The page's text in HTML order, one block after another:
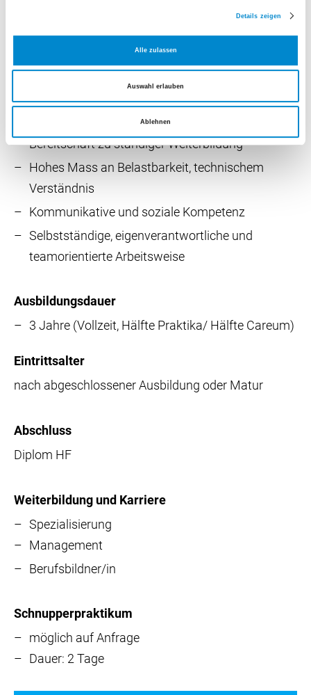
Details zeigen
Alle zulassen
Auswahl erlauben
Ablehnen
wie MRT oder CT und spezifische radiologische
Software ein, die du umfassend beherrschst.
Voraussetzungen
Berufslehre EFZ, FMS oder gymnasiale Matur
Bestandenes Eignungsverfahren
Bereitschaft zu ständiger Weiterbildung
Hohes Mass an Belastbarkeit, technischem
Verständnis
Kommunikative und soziale Kompetenz
Selbstständige, eigenverantwortliche und
teamorientierte Arbeitsweise
Ausbildungsdauer
3 Jahre (Vollzeit, Hälfte Praktika/ Hälfte Careum)
Eintrittsalter
nach abgeschlossener Ausbildung oder Matur
Abschluss
Diplom HF
Weiterbildung und Karriere
Spezialisierung
Management
Berufsbildner/in
Schnupperpraktikum
möglich auf Anfrage
Dauer: 2 Tage